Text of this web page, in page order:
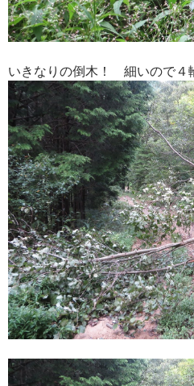
いきなりの倒木！ 細いので４